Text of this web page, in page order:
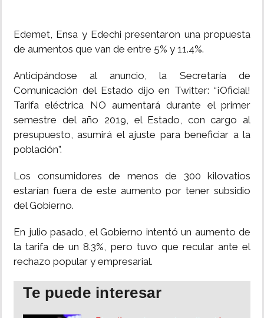
Edemet, Ensa y Edechi presentaron una propuesta
de aumentos que van de entre 5% y 11.4%.
Anticipándose al anuncio, la Secretaría de
Comunicación del Estado dijo en Twitter: “¡Oficial!
Tarifa eléctrica NO aumentará durante el primer
semestre del año 2019, el Estado, con cargo al
presupuesto, asumirá el ajuste para beneficiar a la
población”.
Los consumidores de menos de 300 kilovatios
estarían fuera de este aumento por tener subsidio
del Gobierno.
En julio pasado, el Gobierno intentó un aumento de
la tarifa de un 8.3%, pero tuvo que recular ante el
rechazo popular y empresarial.
Te puede interesar